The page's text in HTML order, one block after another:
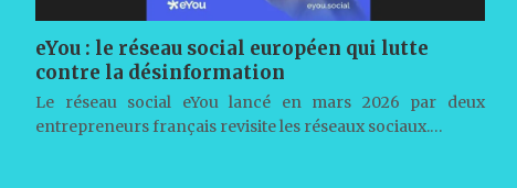
eYou : le réseau social européen qui lutte
contre la désinformation
Le réseau social eYou lancé en mars 2026 par deux
entrepreneurs français revisite les réseaux sociaux.…